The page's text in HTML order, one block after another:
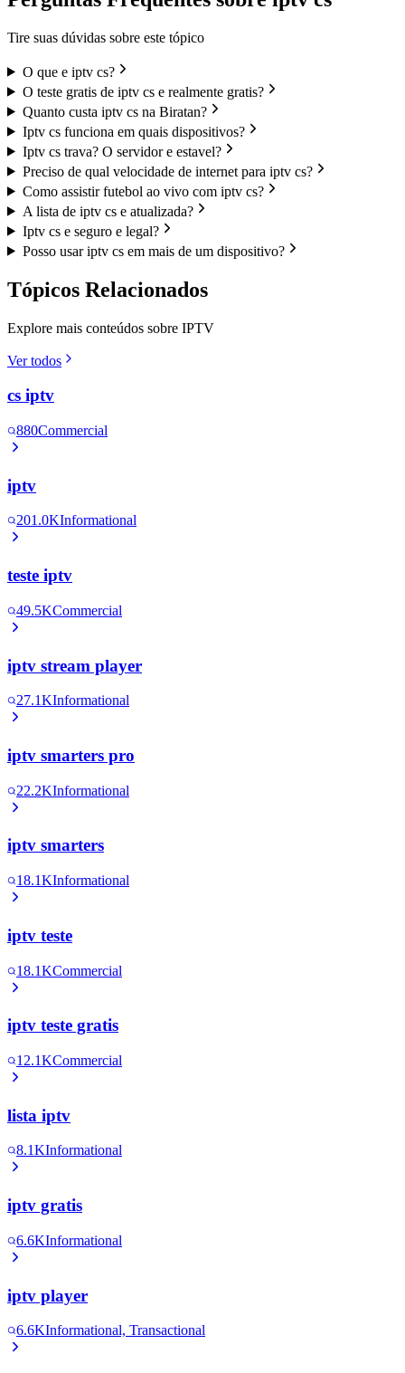
Tire suas dúvidas sobre este tópico
O que e iptv cs?
O teste gratis de iptv cs e realmente gratis?
Quanto custa iptv cs na Biratan?
Iptv cs funciona em quais dispositivos?
Iptv cs trava? O servidor e estavel?
Preciso de qual velocidade de internet para iptv cs?
Como assistir futebol ao vivo com iptv cs?
A lista de iptv cs e atualizada?
Iptv cs e seguro e legal?
Posso usar iptv cs em mais de um dispositivo?
Tópicos Relacionados
Explore mais conteúdos sobre IPTV
Ver todos
cs iptv
880Commercial
iptv
201.0KInformational
teste iptv
49.5KCommercial
iptv stream player
27.1KInformational
iptv smarters pro
22.2KInformational
iptv smarters
18.1KInformational
iptv teste
18.1KCommercial
iptv teste gratis
12.1KCommercial
lista iptv
8.1KInformational
iptv gratis
6.6KInformational
iptv player
6.6KInformational, Transactional